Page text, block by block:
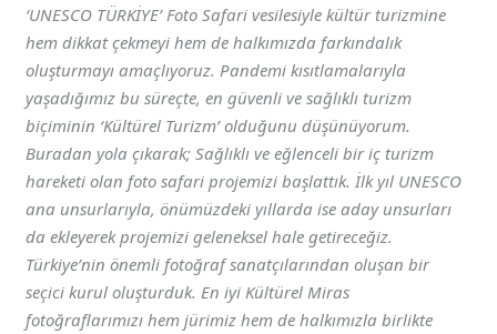
‘UNESCO TÜRKİYE’ Foto Safari vesilesiyle kültür turizmine
hem dikkat çekmeyi hem de halkımızda farkındalık
oluşturmayı amaçlıyoruz. Pandemi kısıtlamalarıyla
yaşadığımız bu süreçte, en güvenli ve sağlıklı turizm
biçiminin ‘Kültürel Turizm’ olduğunu düşünüyorum.
Buradan yola çıkarak; Sağlıklı ve eğlenceli bir iç turizm
hareketi olan foto safari projemizi başlattık. İlk yıl UNESCO
ana unsurlarıyla, önümüzdeki yıllarda ise aday unsurları
da ekleyerek projemizi geleneksel hale getireceğiz.
Türkiye’nin önemli fotoğraf sanatçılarından oluşan bir
seçici kurul oluşturduk. En iyi Kültürel Miras
fotoğraflarımızı hem jürimiz hem de halkımızla birlikte